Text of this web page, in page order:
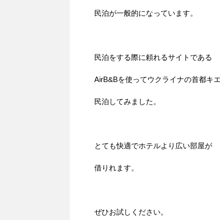
民泊が一般的になっています。
民泊をする際に頼れるサイトである
AirB&Bを使ってウクライナの首都キ
民泊してみました。
とても快適でホテルより広い部屋が
借りれます。
ぜひお試しください。